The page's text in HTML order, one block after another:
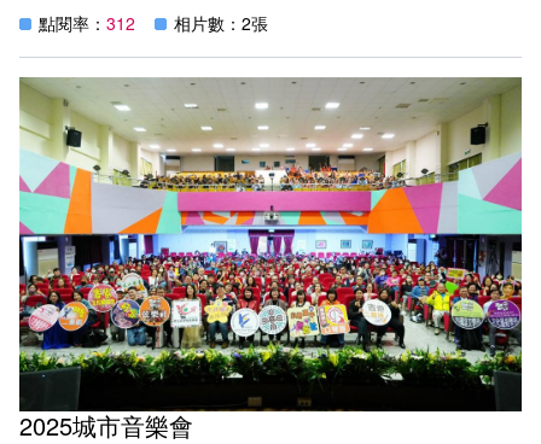
蘇園淯組員畢業於國立台北大學會計學系，具備紮實的專業
背景，自 109 年 11 月 16 日到校報到，服務至今已滿 5 年
又 45 天。任職期間，蘇組員始終秉持專業、細心與負責的
工作態度，協助推動校務財務作業穩健運行，成為行政團隊
中不可或缺的重要後盾，其敬業精神與高度責任感，深獲師
長與同仁一致肯定。
值此榮陞與階段轉換之際，謹致上最誠摯的感謝與祝福，期
盼蘇組員未來職涯發展一切順遂，持續在專業領域中發光發
熱，也誠摯歡迎隨時回到熟悉的校園，共敘情誼。
點閱率： 312 相片數：2張
2025城市音樂會